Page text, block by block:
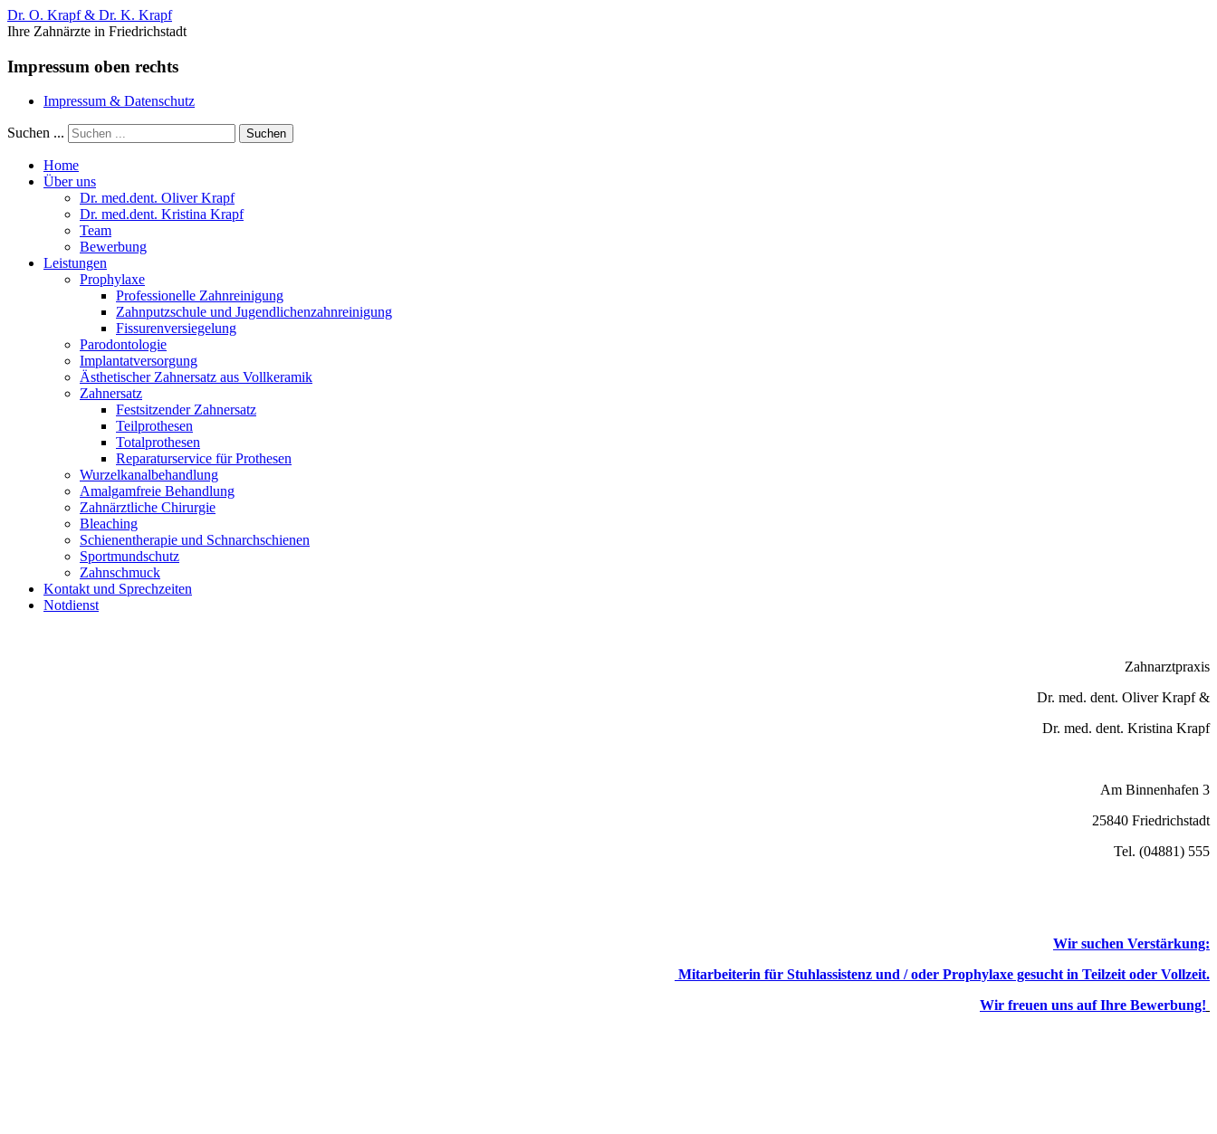
Dr. O. Krapf & Dr. K. Krapf
Ihre Zahnärzte in Friedrichstadt
Impressum oben rechts
Impressum & Datenschutz
Suchen ... Suchen
Home
Über uns
Dr. med.dent. Oliver Krapf
Dr. med.dent. Kristina Krapf
Team
Bewerbung
Leistungen
Prophylaxe
Professionelle Zahnreinigung
Zahnputzschule und Jugendlichenzahnreinigung
Fissurenversiegelung
Parodontologie
Implantatversorgung
Ästhetischer Zahnersatz aus Vollkeramik
Zahnersatz
Festsitzender Zahnersatz
Teilprothesen
Totalprothesen
Reparaturservice für Prothesen
Wurzelkanalbehandlung
Amalgamfreie Behandlung
Zahnärztliche Chirurgie
Bleaching
Schienentherapie und Schnarchschienen
Sportmundschutz
Zahnschmuck
Kontakt und Sprechzeiten
Notdienst
Zahnarztpraxis
Dr. med. dent. Oliver Krapf &
Dr. med. dent. Kristina Krapf
Am Binnenhafen 3
25840 Friedrichstadt
Tel. (04881) 555
Wir suchen Verstärkung:
Mitarbeiterin für Stuhlassistenz und / oder Prophylaxe gesucht in Teilzeit oder Vollzeit.
Wir freuen uns auf Ihre Bewerbung!